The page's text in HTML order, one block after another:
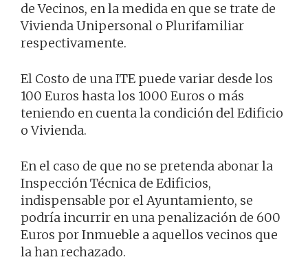
de Vecinos, en la medida en que se trate de
Vivienda Unipersonal o Plurifamiliar
respectivamente.
El Costo de una ITE puede variar desde los
100 Euros hasta los 1000 Euros o más
teniendo en cuenta la condición del Edificio
o Vivienda.
En el caso de que no se pretenda abonar la
Inspección Técnica de Edificios,
indispensable por el Ayuntamiento, se
podría incurrir en una penalización de 600
Euros por Inmueble a aquellos vecinos que
la han rechazado.